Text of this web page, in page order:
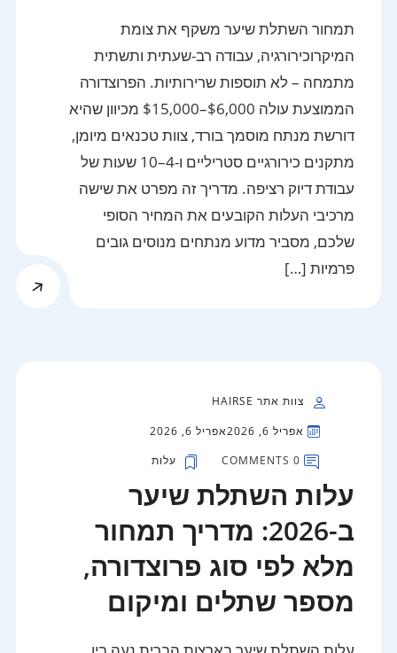
תמחור השתלת שיער משקף את צומת
המיקרוכירורגיה, עבודה רב-שעתית ותשתית
מתמחה – לא תוספות שרירותיות. הפרוצדורה
הממוצעת עולה $6,000–$15,000 מכיוון שהיא
דורשת מנתח מוסמך בורד, צוות טכנאים מיומן,
מתקנים כירורגיים סטריליים ו-4–10 שעות של
עבודת דיוק רציפה. מדריך זה מפרט את שישה
מרכיבי העלות הקובעים את המחיר הסופי
שלכם, מסביר מדוע מנתחים מנוסים גובים
פרמיות […]
צוות אתר HAIRSE
אפריל 6, 2026
אפריל 6, 2026
0 COMMENTS
עלות
עלות השתלת שיער
ב-2026: מדריך תמחור
מלא לפי סוג פרוצדורה,
מספר שתלים ומיקום